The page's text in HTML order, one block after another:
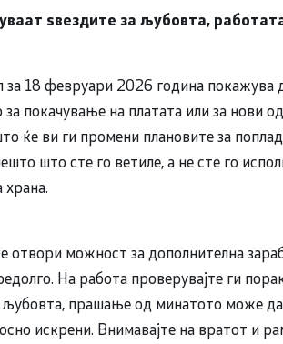
ѕвездите за љубовта,
18 февруари 2026 година покажува
за покачување на платата или за нови
ќе ви ги промени плановите за
што сте го ветиле, а не сте го
храна.
отвори можност за дополнителна
На работа проверувајте ги
прашање од минатото може да
искрени. Внимавајте на вратот и